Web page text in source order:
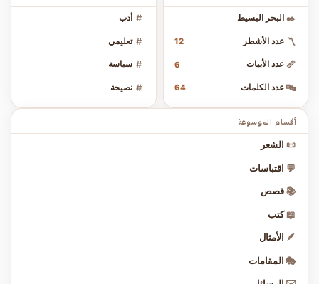
# أدب
# تعليمي
# سياسة
# نصيحة
✒️ البحر البسيط
〽️ عدد الأشطر 12
📏 عدد الأبيات 6
🔤 عدد الكلمات 64
أقسام الموسوعة
📜 الشعر
💬 اقتباسات
📚 قصص
📖 كتب
🪶 الأمثال
🎭 المقامات